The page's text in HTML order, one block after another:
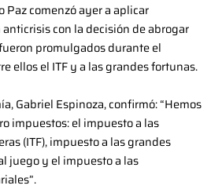
Paz comenzó ayer a aplicar
con la decisión de abrogar
promulgados durante el
ellos el ITF y a las grandes fortunas.
Gabriel Espinoza, confirmó: “Hemos
impuestos: el impuesto a las
(ITF), impuesto a las grandes
juego y el impuesto a las